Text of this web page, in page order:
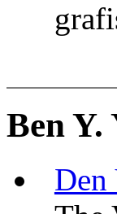
Ben Y.
Den